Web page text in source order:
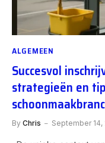
ALGEMEEN
Succesvol
strategieën en
By Chris September 14,